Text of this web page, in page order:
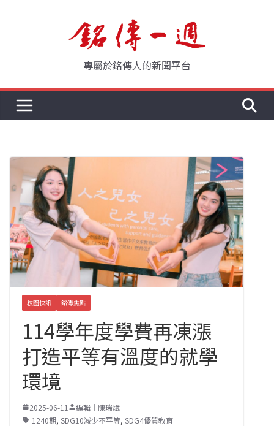
專屬於銘傳人的新聞平台
校園快訊 銘傳焦點
114學年度學費再凍漲
打造平等有溫度的就學
環境
2025-06-11
編輯｜陳瑞斌
1240期, SDG10減少不平等, SDG4優質教育